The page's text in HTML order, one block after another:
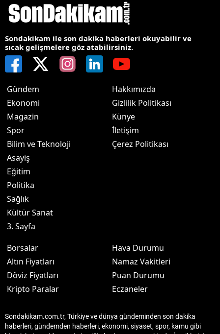
Sondakikam ile son dakika haberleri okuyabilir ve
sıcak gelişmelere göz atabilirsiniz.
Gündem
Ekonomi
Magazin
Spor
Bilim ve Teknoloji
Asayiş
Eğitim
Politika
Sağlık
Kültür Sanat
3. Sayfa
Hakkımızda
Gizlilik Politikası
Künye
İletişim
Çerez Politikası
Borsalar
Altın Fiyatları
Döviz Fiyatları
Kripto Paralar
Hava Durumu
Namaz Vakitleri
Puan Durumu
Eczaneler
Sondakikam.com.tr, Türkiye ve dünya gündeminden son dakika
haberleri, gündemden haberleri, ekonomi, siyaset, spor, kamu gibi